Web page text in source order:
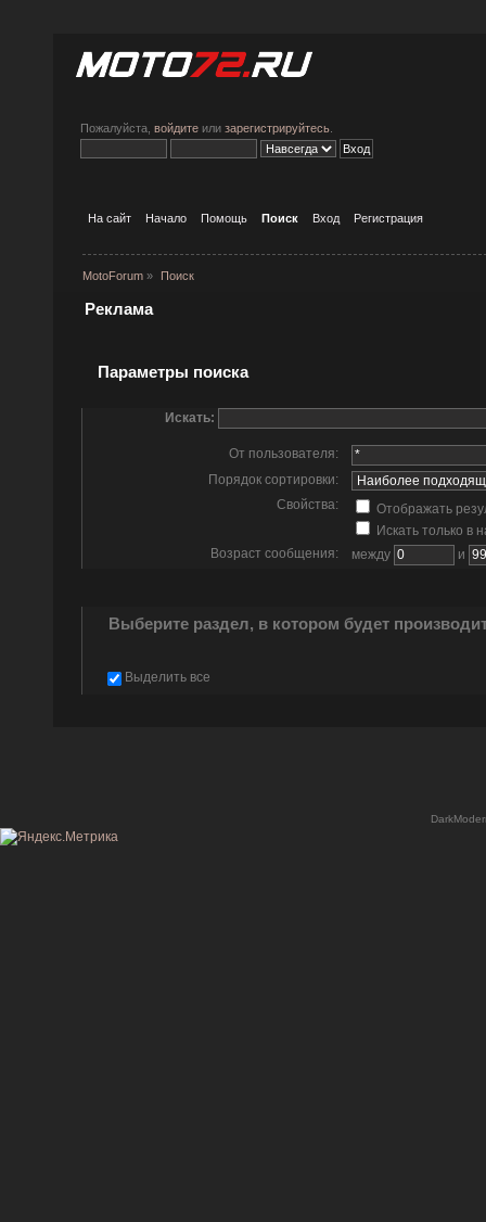
Пожалуйста, войдите или зарегистрируйтесь
На сайт Начало Помощь Поиск Вход Регистрация
MotoForum » Поиск
Реклама
Параметры поиска
Искать:
От пользователя:
Порядок сортировки:
Свойства:
Отображать
Искать только в
Возраст сообщения:
между и
Выберите раздел, в котором будет
Выделить все